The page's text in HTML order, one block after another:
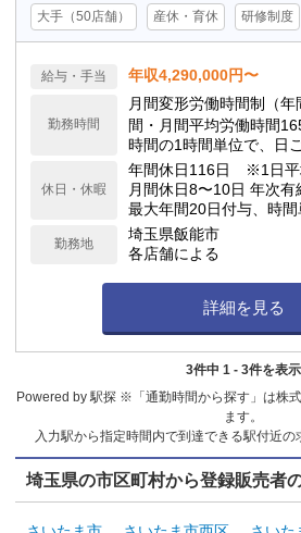
大手（50店舗） 産休・育休 研修制度
給与・手当 年収4,290,000円〜
勤務時間
月間変形労働時間制（
間・月間平均労働時間
時間の1時間単位で、日
て勤務時間を設定します
休日・休暇
年間休日116日 ※1日平
月間休日8〜10日 年次有
最大年間20日付与、時間
暇、子の看護休暇、介護
勤務地
埼玉県飯能市
各店舗による
詳細を見る
3件中 1 - 3件を表示
Powered by 駅探 ※「通勤時間から探す」は株
ます。
入力駅から指定時間内で到達できる駅付近の
埼玉県の市区町村から登録販売者